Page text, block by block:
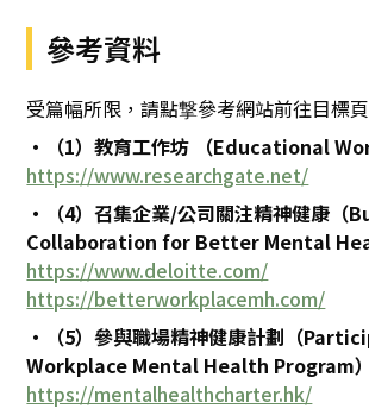
參考資料
受篇幅所限，請點撃參考網站前往目標
・（1）教育工作坊 （Educational
https://www.researchgate.net/
・（4）召集企業/公司關注精神健康（
Collaboration for Better Mental
https://www.deloitte.com/
https://betterworkplacemh.com/
・（5）參與職場精神健康計劃（
Workplace Mental Health Program）
https://mentalhealthcharter.hk/